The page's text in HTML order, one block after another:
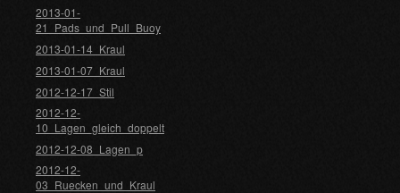
2013-01-
21_Pads_und_Pull_Buoy
2013-01-14_Kraul
2013-01-07_Kraul
2012-12-17_Stil
2012-12-
10_Lagen_gleich_doppelt
2012-12-08_Lagen_p
2012-12-
03_Ruecken_und_Kraul